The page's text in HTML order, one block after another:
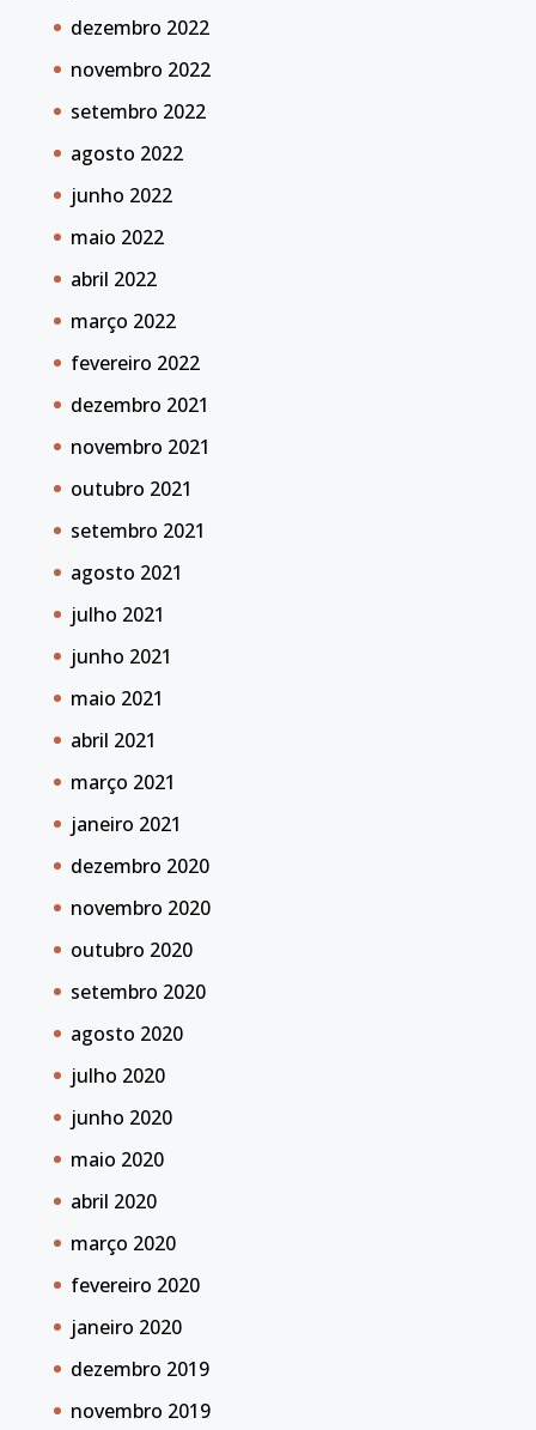
dezembro 2022
novembro 2022
setembro 2022
agosto 2022
junho 2022
maio 2022
abril 2022
março 2022
fevereiro 2022
dezembro 2021
novembro 2021
outubro 2021
setembro 2021
agosto 2021
julho 2021
junho 2021
maio 2021
abril 2021
março 2021
janeiro 2021
dezembro 2020
novembro 2020
outubro 2020
setembro 2020
agosto 2020
julho 2020
junho 2020
maio 2020
abril 2020
março 2020
fevereiro 2020
janeiro 2020
dezembro 2019
novembro 2019